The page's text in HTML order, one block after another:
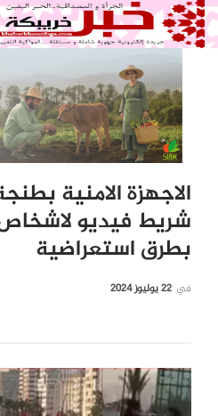
الاجهزة الامنية
شريط فيديو
بطرق استعراضية
في 22 يوليوز 2024